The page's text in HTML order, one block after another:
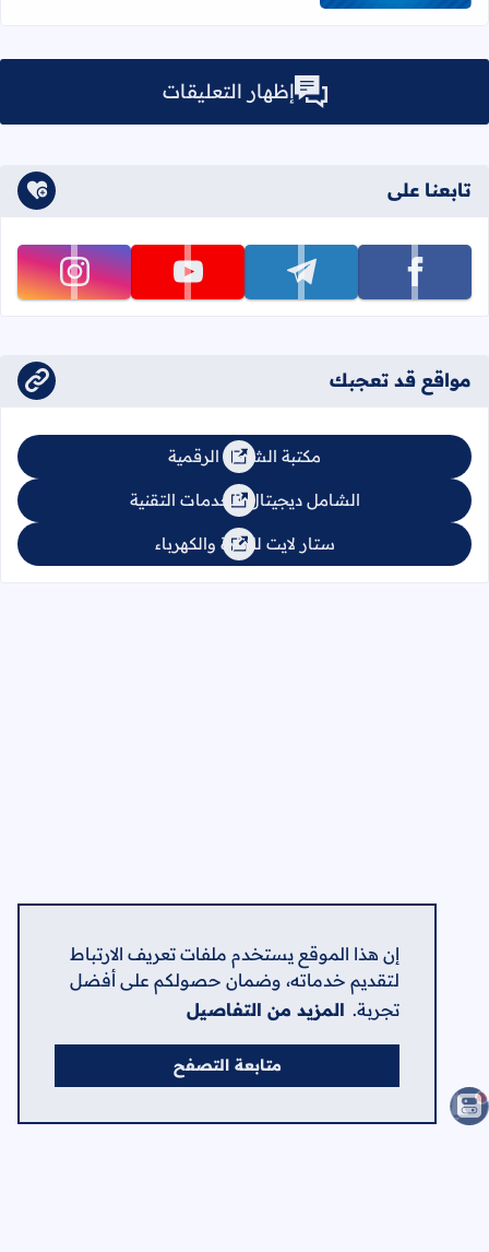
إن هذا الموقع يستخدم ملفات تعريف الارتباط
لتقديم خدماته، وضمان حصولكم على أفضل
تجربة. المزيد من التفاصيل
متابعة التصفح
إظهار التعليقات
تابعنا على
تابعنا على facebook تابعنا على telegram تابعنا على youtube تابعنا على instagram
مواقع قد تعجبك
مكتبة الشامل الرقمية
الشامل ديجيتال للخدمات التقنية
ستار لايت للإنارة والكهرباء